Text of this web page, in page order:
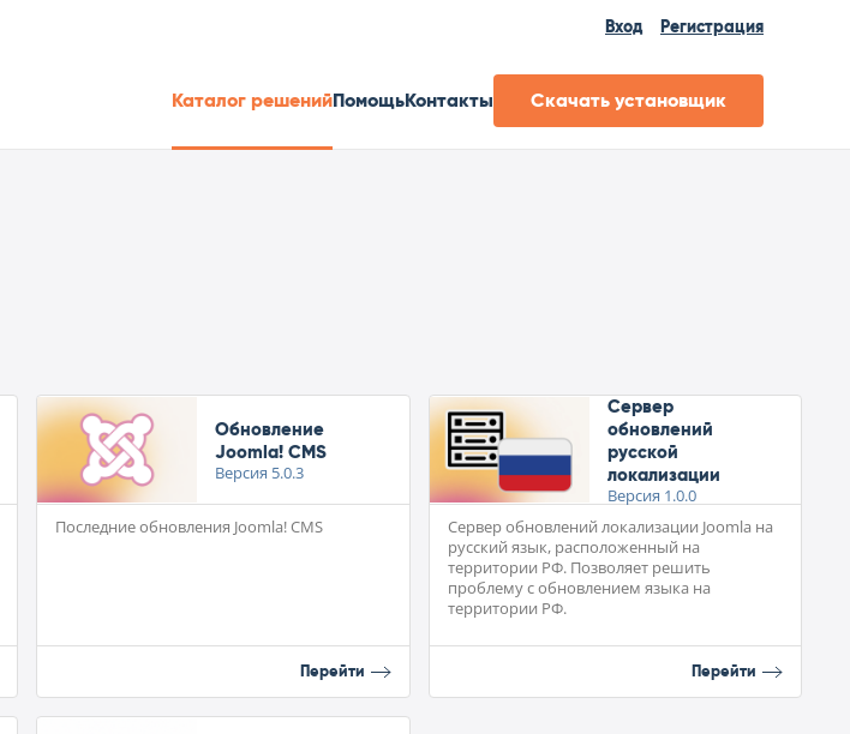
Вход Регистрация
Каталог решенийПомощьКонтакты Скачать установщик
Обновление
Joomla! CMS
Версия 5.0.3
Последние обновления Joomla! CMS
Перейти
Сервер
обновлений
русской
локализации
Версия 1.0.0
Сервер обновлений локализации Joomla на
русский язык, расположенный на
территории РФ. Позволяет решить
проблему с обновлением языка на
территории РФ.
Перейти